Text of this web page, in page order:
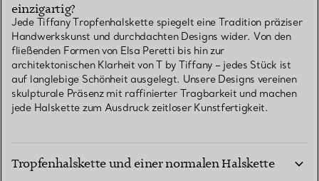
einzigartig?
Jede Tiffany Tropfenhalskette spiegelt eine Tradition präziser
Handwerkskunst und durchdachten Designs wider. Von den
fließenden Formen von Elsa Peretti bis hin zur
architektonischen Klarheit von T by Tiffany – jedes Stück ist
auf langlebige Schönheit ausgelegt. Unsere Designs vereinen
skulpturale Präsenz mit raffinierter Tragbarkeit und machen
jede Halskette zum Ausdruck zeitloser Kunstfertigkeit.
Tropfenhalskette und einer normalen Halskette